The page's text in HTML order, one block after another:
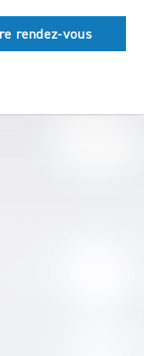
rendez-vous